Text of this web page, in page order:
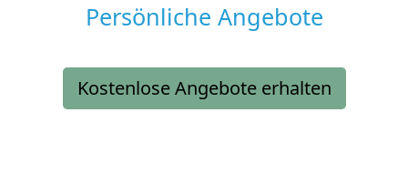
Persönliche Angebote
Kostenlose Angebote erhalten